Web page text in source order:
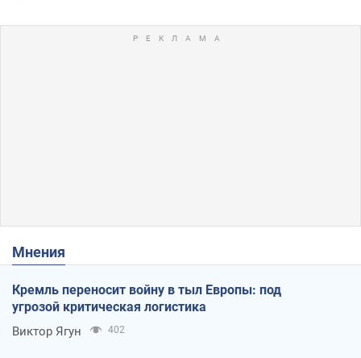
Мнения
Кремль переносит войну в тыл Европы: под
угрозой критическая логистика
Виктор Ягун 402